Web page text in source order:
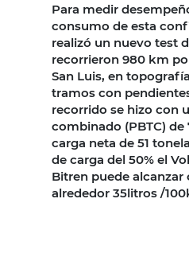
Para medir
consumo de esta
realizó un nuevo test
recorrieron 980 km
San Luis, en
tramos con
recorrido se hizo con
combinado (PBTC) de
carga neta de 51
de carga del 50% el
Bitren puede alcanzar
alrededor 35litros /